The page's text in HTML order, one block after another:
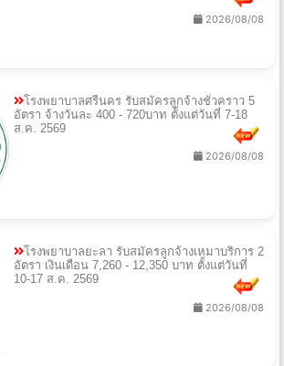
2026/08/08
โรงพยาบาลศรีนคร รับสมัครลูกจ้างชั่วคราว 5
อัตรา จ้างวันละ 400 - 720บาท ตั้งแต่วันที่ 7-18
ส.ค. 2569
2026/08/08
โรงพยาบาลยะลา รับสมัครลูกจ้างเหมาบริการ 2
อัตรา เงินเดือน 7,260 - 12,350 บาท ตั้งแต่วันที่
10-17 ส.ค. 2569
2026/08/08